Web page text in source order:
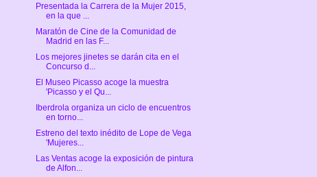
Presentada la Carrera de la Mujer 2015,
en la que ...
Maratón de Cine de la Comunidad de
Madrid en las F...
Los mejores jinetes se darán cita en el
Concurso d...
El Museo Picasso acoge la muestra
'Picasso y el Qu...
Iberdrola organiza un ciclo de encuentros
en torno...
Estreno del texto inédito de Lope de Vega
'Mujeres...
Las Ventas acoge la exposición de pintura
de Alfon...